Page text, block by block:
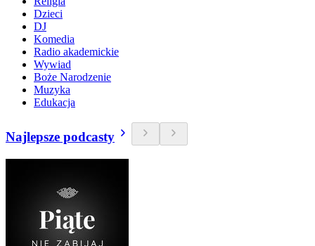
Dzieci
DJ
Komedia
Radio akademickie
Wywiad
Boże Narodzenie
Muzyka
Edukacja
Najlepsze podcasty